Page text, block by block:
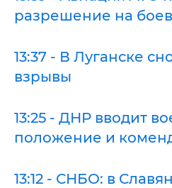
разрешение на
13:37 - В Луганске
взрывы
13:25 - ДНР вводит
положение и
13:12 - СНБО: в